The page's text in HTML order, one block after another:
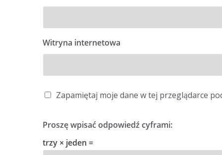
Witryna internetowa
Zapamiętaj moje dane w tej przeglądarce
Proszę wpisać odpowiedź cyframi:
trzy × jeden =